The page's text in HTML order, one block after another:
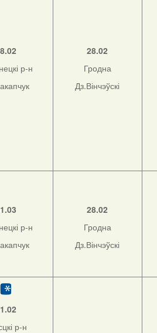
р-н
28.02
Гродна
Дз.Вінчэўскі
р-н
28.02
Гродна
Дз.Вінчэўскі
р-н